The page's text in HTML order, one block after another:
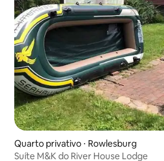
Quarto privativo ⋅ Rowlesburg
Suíte M&K do River House Lodge